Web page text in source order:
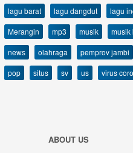
lagu barat
lagu dangdut lagu
Merangin
mp3 musik musik
news
olahraga pemprov jambi
pop
situs sv us virus
ABOUT US